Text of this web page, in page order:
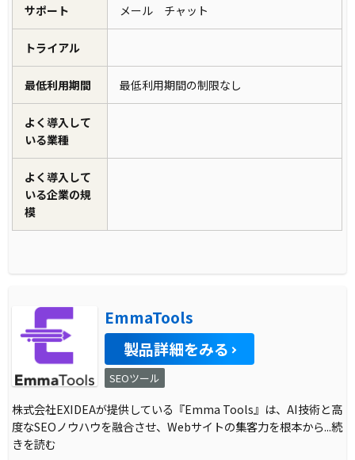
サポート メール チャット
トライアル
最低利用期間 最低利用期間の制限なし
よく導入して
いる業種
よく導入して
いる企業の規
模
EmmaTools
製品詳細をみる
SEOツール
株式会社EXIDEAが提供している『Emma Tools』は、AI技術と高
度なSEOノウハウを融合させ、Webサイトの集客力を根本から...続
きを読む